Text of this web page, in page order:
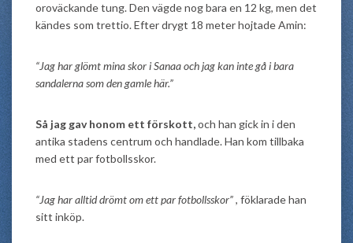
oroväckande tung. Den vägde nog bara en 12 kg, men det
kändes som trettio. Efter drygt 18 meter hojtade Amin:
“Jag har glömt mina skor i Sanaa och jag kan inte gå i bara
sandalerna som den gamle här.”
Så jag gav honom ett förskott,och han gick in i den
antika stadens centrum och handlade. Han kom tillbaka
med ett par fotbollsskor.
“Jag har alltid drömt om ett par fotbollsskor”, föklarade han
sitt inköp.